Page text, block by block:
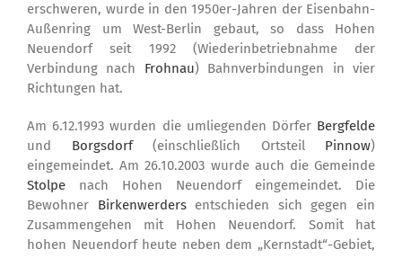
erschweren, wurde in den 1950er-Jahren der Eisenbahn-
Außenring um West-Berlin gebaut, so dass Hohen
Neuendorf seit 1992 (Wiederinbetriebnahme der
Verbindung nach Frohnau) Bahnverbindungen in vier
Richtungen hat.
Am 6.12.1993 wurden die umliegenden Dörfer Bergfelde
und Borgsdorf(einschließlich Ortsteil Pinnow)
eingemeindet. Am 26.10.2003 wurde auch die Gemeinde
Stolpe nach Hohen Neuendorf eingemeindet. Die
Bewohner Birkenwerdersentschieden sich gegen ein
Zusammengehen mit Hohen Neuendorf. Somit hat
hohen Neuendorf heute neben dem „Kernstadt“-Gebiet,